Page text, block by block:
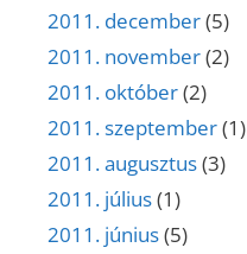
2011. december(5)
2011. november(2)
2011. október(2)
2011. szeptember(1)
2011. augusztus(3)
2011. július(1)
2011. június(5)